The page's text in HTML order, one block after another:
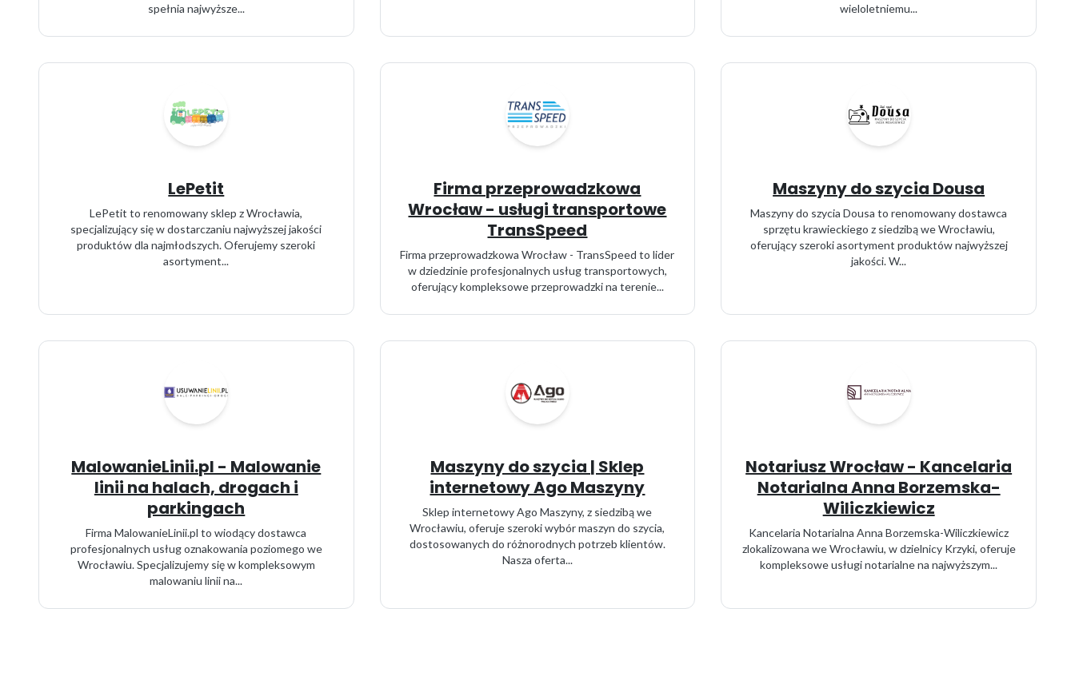
spełnia najwyższe...
wieloletniemu...
LePetit
LePetit to renomowany sklep z Wrocławia,
specjalizujący się w dostarczaniu najwyższej jakości
produktów dla najmłodszych. Oferujemy szeroki
asortyment...
Firma przeprowadzkowa
Wrocław - usługi transportowe
TransSpeed
Firma przeprowadzkowa Wrocław - TransSpeed to lider
w dziedzinie profesjonalnych usług transportowych,
oferujący kompleksowe przeprowadzki na terenie...
Maszyny do szycia Dousa
Maszyny do szycia Dousa to renomowany dostawca
sprzętu krawieckiego z siedzibą we Wrocławiu,
oferujący szeroki asortyment produktów najwyższej
jakości. W...
MalowanieLinii.pl - Malowanie
linii na halach, drogach i
parkingach
Firma MalowanieLinii.pl to wiodący dostawca
profesjonalnych usług oznakowania poziomego we
Wrocławiu. Specjalizujemy się w kompleksowym
malowaniu linii na...
Maszyny do szycia | Sklep
internetowy Ago Maszyny
Sklep internetowy Ago Maszyny, z siedzibą we
Wrocławiu, oferuje szeroki wybór maszyn do szycia,
dostosowanych do różnorodnych potrzeb klientów.
Nasza oferta...
Notariusz Wrocław - Kancelaria
Notarialna Anna Borzemska-
Wiliczkiewicz
Kancelaria Notarialna Anna Borzemska-Wiliczkiewicz
zlokalizowana we Wrocławiu, w dzielnicy Krzyki, oferuje
kompleksowe usługi notarialne na najwyższym...